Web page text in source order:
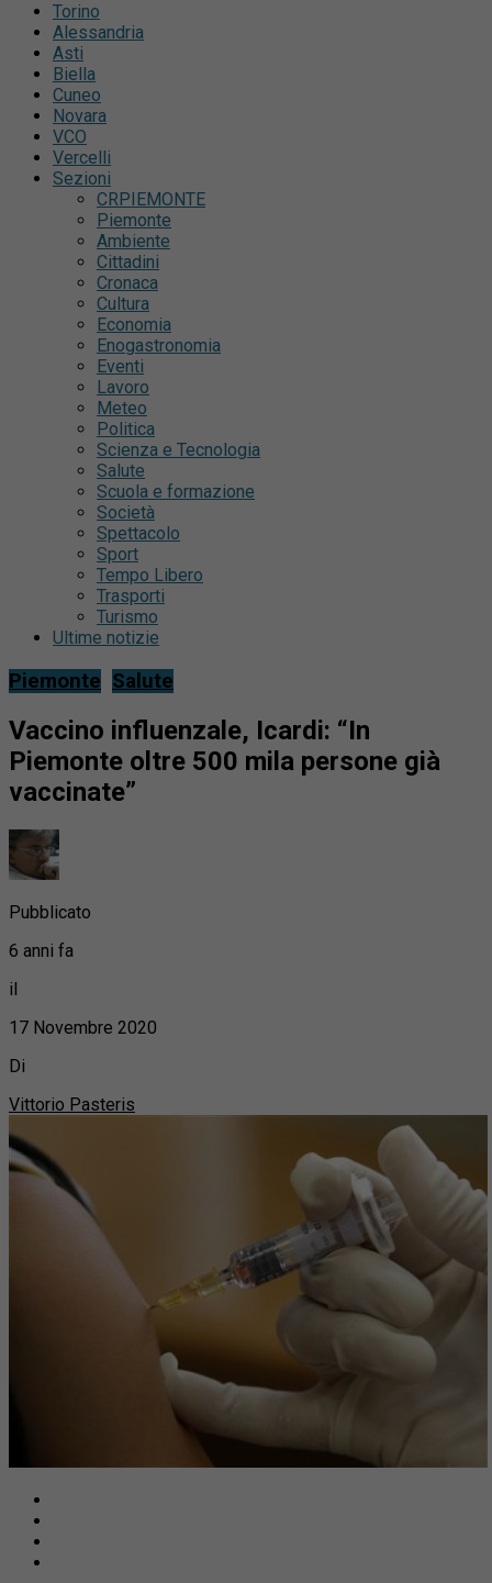
Torino
Alessandria
Asti
Biella
Cuneo
Novara
VCO
Vercelli
Sezioni
CRPIEMONTE
Piemonte
Ambiente
Cittadini
Cronaca
Cultura
Economia
Enogastronomia
Eventi
Lavoro
Meteo
Politica
Scienza e Tecnologia
Salute
Scuola e formazione
Società
Spettacolo
Sport
Tempo Libero
Trasporti
Turismo
Ultime notizie
Piemonte Salute
Vaccino influenzale, Icardi: “In
Piemonte oltre 500 mila persone già
vaccinate”
Pubblicato
6 anni fa
il
17 Novembre 2020
Di
Vittorio Pasteris